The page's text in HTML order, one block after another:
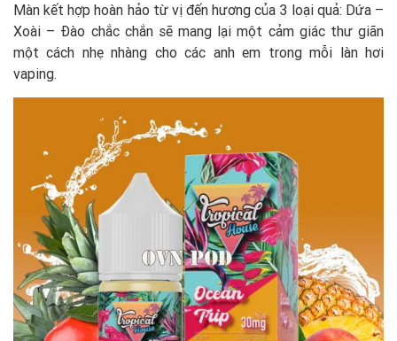
Màn kết hợp hoàn hảo từ vị đến hương của 3 loại quả: Dứa –
Xoài – Đào chắc chắn sẽ mang lại một cảm giác thư giãn
một cách nhẹ nhàng cho các anh em trong mỗi làn hơi
vaping.